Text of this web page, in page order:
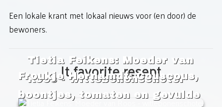
POLITIKE REKLAME
Een lokale krant met lokaal nieuws voor (en door) de
bewoners.
It favorite resept
Tietia Feikens: Moeder van
Roos - wittebonenschotel
Froukje Hernamdt: Couscous,
boontjes, tomaten en gevulde